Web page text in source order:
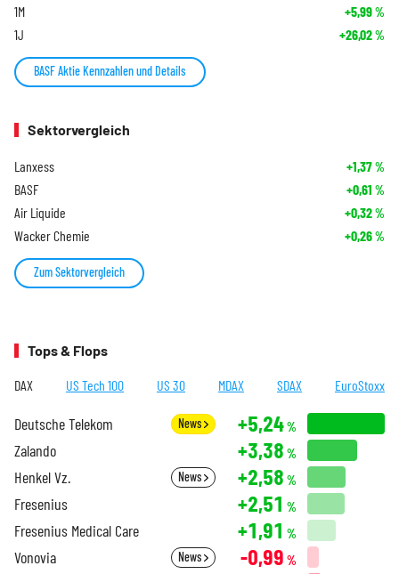
1M +5,99%
1J +26,02%
BASF Aktie Kennzahlen und Details
Sektorvergleich
Lanxess +1,37%
BASF +0,61 %
Air Liquide +0,32%
Wacker Chemie +0,26%
Zum Sektorvergleich
Tops & Flops
DAX US Tech 100 US 30 MDAX SDAX EuroStoxx
Deutsche Telekom News +5,24%
Zalando +3,38 %
Henkel Vz. News +2,58 %
Fresenius +2,51 %
Fresenius Medical Care +1,91 %
Vonovia News -0,99 %